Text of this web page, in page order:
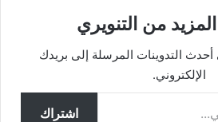
من التنويري
التدوينات المرسلة إلى بريدك
الإلكتروني.
اشتراك